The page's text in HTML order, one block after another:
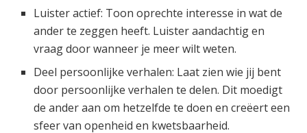
Luister actief: Toon oprechte interesse in wat de
ander te zeggen heeft. Luister aandachtig en
vraag door wanneer je meer wilt weten.
Deel persoonlijke verhalen: Laat zien wie jij bent
door persoonlijke verhalen te delen. Dit moedigt
de ander aan om hetzelfde te doen en creëert een
sfeer van openheid en kwetsbaarheid.